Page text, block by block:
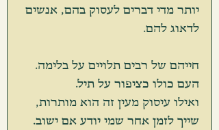
יותר מדי דברים לעסוק בהם, אנשים
לדאוג להם.
חייהם של רבים תלויים על בלימה.
העם כולו כציפור על תיל.
ואילו עיסוק מעין זה הוא מותרות,
שייך לזמן אחר שמי יודע אם ישוב.